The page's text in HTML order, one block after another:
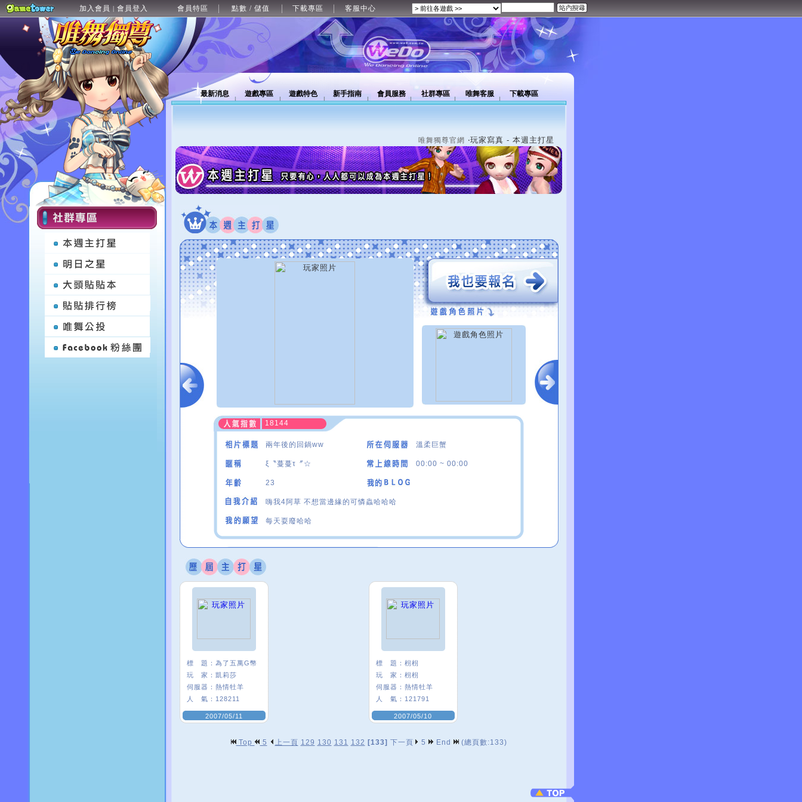
加入會員 | 會員登入 會員特區 點數 / 儲值 下載專區 客服中心
最新消息 遊戲專區 遊戲特色 新手指南 會員服務 社群專區 唯舞客服 下載專區
唯舞獨尊官網 ‧玩家寫真 - 本週主打星
18144
兩年後的回鍋ww 溫柔巨蟹
ξ〝蔓蔓τ〞☆ 00:00 ~ 00:00
23
嗨我4阿草 不想當邊緣的可憐蟲哈哈哈
每天耍廢哈哈
標 題： 為了五萬G幣
玩 家： 凱莉莎
伺服器： 熱情牡羊
人 氣： 128211
2007/05/11
標 題： 枴枴
玩 家： 枴枴
伺服器： 熱情牡羊
人 氣： 121791
2007/05/10
Top 5 上一頁 129 130 131 132 [133] 下一頁 5 End (總頁數:133)